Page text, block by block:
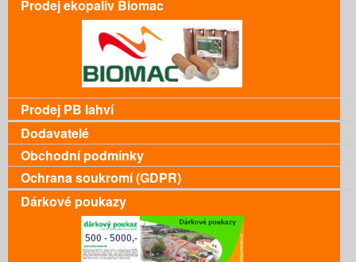
Prodej ekopaliv Biomac
Prodej PB lahví
Dodavatelé
Obchodní podmínky
Ochrana soukromí (GDPR)
Dárkové poukazy